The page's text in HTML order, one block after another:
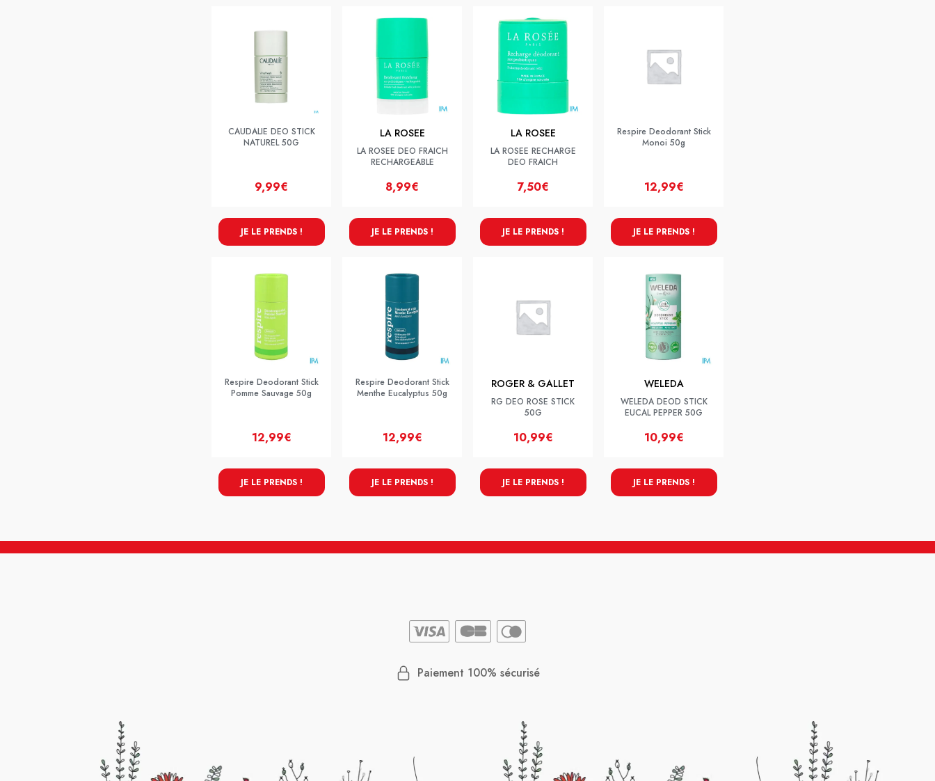
CAUDALIE DEO STICK
NATUREL 50G
9,99€
JE LE PRENDS !
LA ROSEE
LA ROSEE DEO FRAICH
RECHARGEABLE
8,99€
JE LE PRENDS !
LA ROSEE
LA ROSEE RECHARGE
DEO FRAICH
7,50€
JE LE PRENDS !
Respire Deodorant Stick
Monoi 50g
12,99€
JE LE PRENDS !
Respire Deodorant Stick
Pomme Sauvage 50g
12,99€
JE LE PRENDS !
Respire Deodorant Stick
Menthe Eucalyptus 50g
12,99€
JE LE PRENDS !
ROGER & GALLET
RG DEO ROSE STICK
50G
10,99€
JE LE PRENDS !
WELEDA
WELEDA DEOD STICK
EUCAL PEPPER 50G
10,99€
JE LE PRENDS !
Paiement 100% sécurisé